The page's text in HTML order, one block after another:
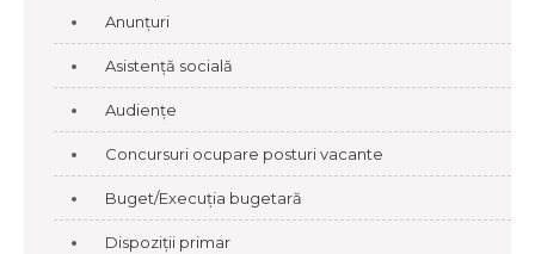
Anunțuri
Asistență socială
Audiențe
Concursuri ocupare posturi vacante
Buget/Execuția bugetară
Dispoziții primar